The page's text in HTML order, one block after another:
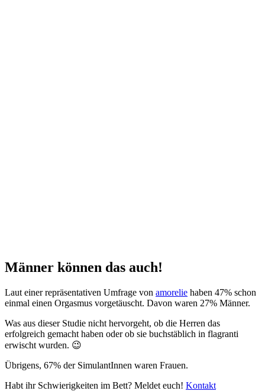
Männer können das auch!
Laut einer repräsentativen Umfrage von amorelie haben 47% schon
einmal einen Orgasmus vorgetäuscht. Davon waren 27% Männer.
Was aus dieser Studie nicht hervorgeht, ob die Herren das
erfolgreich gemacht haben oder ob sie buchstäblich in flagranti
erwischt wurden. 😉
Übrigens, 67% der SimulantInnen waren Frauen.
Habt ihr Schwierigkeiten im Bett? Meldet euch! Kontakt